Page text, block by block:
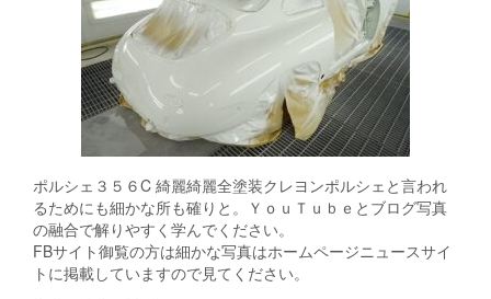
ポルシェ３５６C 綺麗綺麗全塗装クレヨンポルシェと言われ
るためにも細かな所も確りと。ＹｏｕＴｕｂｅとブログ写真
の融合で解りやすく学んでください。
FBサイト御覧の方は細かな写真はホームページニュースサイ
トに掲載していますので見てください。